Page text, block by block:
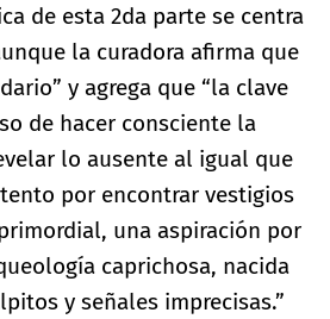
de esta 2da parte se centra
la curadora afirma que
y agrega que “la clave
de hacer consciente la
lo ausente al igual que
por encontrar vestigios
una aspiración por
caprichosa, nacida
y señales imprecisas.”